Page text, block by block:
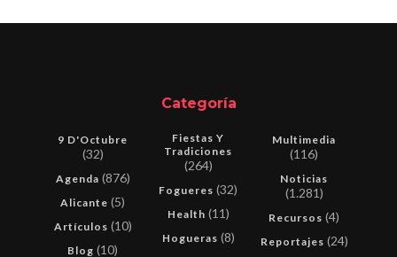
Categoría
9 D'Octubre
(32)
Agenda (876)
Alicante (5)
Artículos (10)
Blog (10)
Fiestas Y
Tradiciones
(264)
Fogueres (32)
Health (11)
Hogueras (8)
Multimedia
(116)
Noticias
(1.281)
Recursos (4)
Reportajes (24)